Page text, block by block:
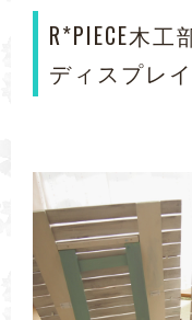
R*PIECE木
ディスプレイ